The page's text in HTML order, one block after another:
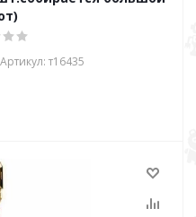
Артикул: т16435